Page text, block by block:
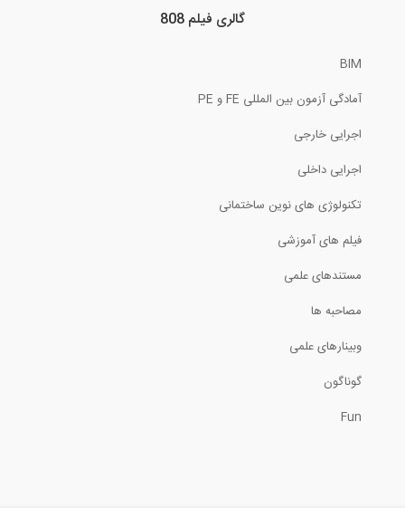
تحلیل تیرهای دارای مفصل داخلی (ترجمه و...
فونداسیون شناور در مقابل فونداسیون...
گالری فیلم 808
BIM
آمادگی آزمون بین المللی FE و PE
اجرایی خارجی
اجرایی داخلی
تکنولوژی های نوین ساختمانی
فیلم های آموزشی
مستندهای علمی
مصاحبه ها
وبینارهای علمی
گوناگون
Fun